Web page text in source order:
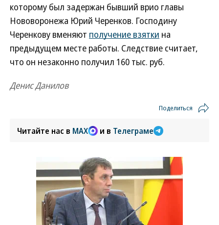
которому был задержан бывший врио главы
Нововоронежа Юрий Черенков. Господину
Черенкову вменяют получение взятки на
предыдущем месте работы. Следствие считает,
что он незаконно получил 160 тыс. руб.
Денис Данилов
Поделиться
Читайте нас в MAX и в Телеграме